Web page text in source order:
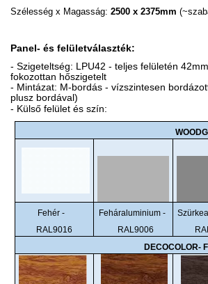
Szélesség x Magasság: 2500 x 2375mm
Panel- és felületválaszték:
- Szigeteltség: LPU42 - teljes felületén
fokozottan hőszigetelt
- Mintázat: M-bordás - vízszintesen
plusz bordával)
- Külső felület és szín:
Fehér -
RAL9016
Feháraluminium -
RAL9006
DECOCOLOR-